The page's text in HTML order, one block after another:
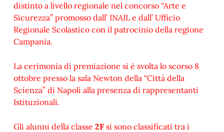
distinto a livello regionale nel concorso “Arte e
Sicurezza” promosso dall’ INAIL e dall’ Ufficio
Regionale Scolastico con il patrocinio della regione
Campania.
La cerimonia di premiazione si è svolta lo scorso 8
ottobre presso la sala Newton della “Città della
Scienza” di Napoli alla presenza di rappresentanti
Istituzionali.
Gli alunni della classe 2F si sono classificati tra i